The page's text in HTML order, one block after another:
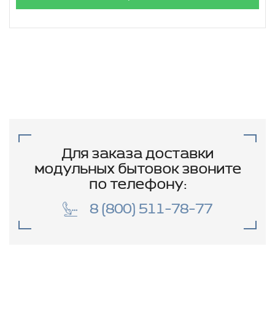
Для заказа доставки
модульных бытовок звоните
по телефону:
8 (800) 511-78-77